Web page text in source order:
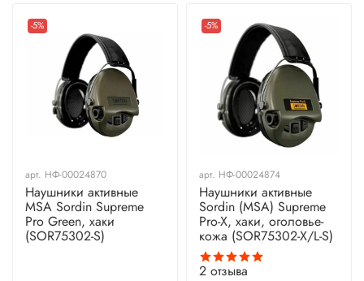
-5%
арт. НФ-00024870
Наушники активные
MSA Sordin Supreme
Pro Green, хаки
(SOR75302-S)
-5%
арт. НФ-00024874
Наушники активные
Sordin (MSA) Supreme
Pro-X, хаки, оголовье-
кожа (SOR75302-X/L-S)
2 отзыва